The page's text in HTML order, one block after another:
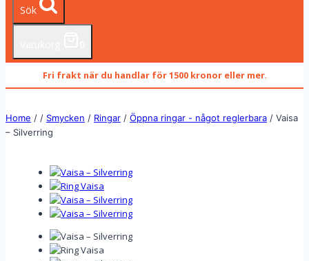
Sök
Fri frakt när du handlar för 1500 kronor eller mer.
Home / / Smycken / Ringar / Öppna ringar - något reglerbara / Vaisa
– Silverring